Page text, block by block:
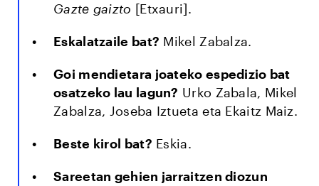
Gazte gaizto [Etxauri].
Eskalatzaile bat? Mikel Zabalza.
Goi mendietara joateko espedizio bat
osatzeko lau lagun? Urko Zabala, Mikel
Zabalza, Joseba Iztueta eta Ekaitz Maiz.
Beste kirol bat? Eskia.
Sareetan gehien jarraitzen diozun